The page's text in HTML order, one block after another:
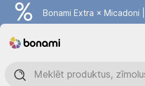
Bonami Extra × Micadoni |